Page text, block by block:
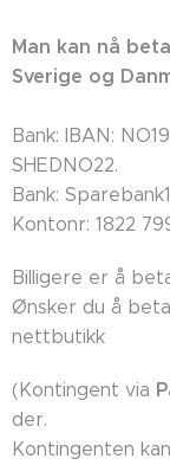
Man kan nå
Sverige og
Bank: IBAN:
SHEDNO22.
Bank:
Kontonr: 1822
Billigere er å
Ønsker du å
nettbutikk
(Kontingent via
der.
Kontingenten